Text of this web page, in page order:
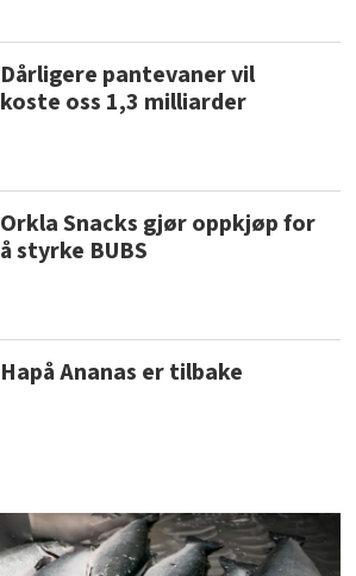
Dårligere pantevaner vil
koste oss 1,3 milliarder
Orkla Snacks gjør oppkjøp for
å styrke BUBS
Hapå Ananas er tilbake